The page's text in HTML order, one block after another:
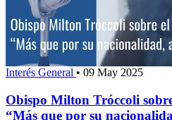
Interés General • 09 May 2025
Obispo Milton Tróccoli
“Más que por su